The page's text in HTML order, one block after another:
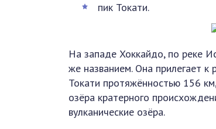
пик Токати.
На западе Хоккайдо, по реке
же названием. Она прилегает к
Токати протяжённостью 156
озёра кратерного
вулканические озёра.